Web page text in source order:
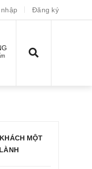
Đăng ký
MỘT